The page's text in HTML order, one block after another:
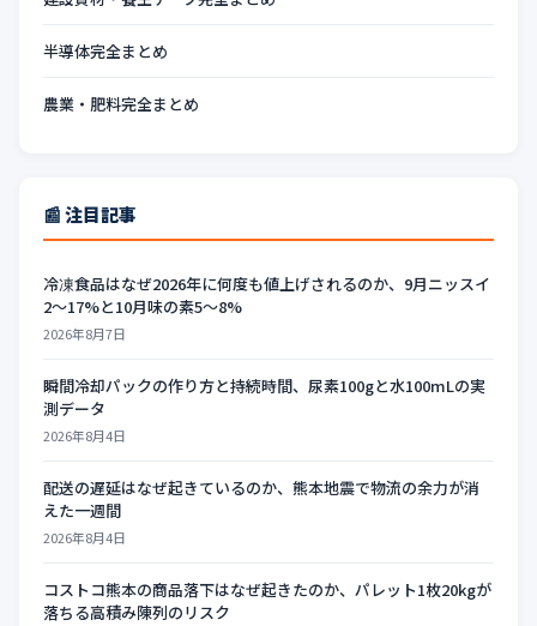
半導体完全まとめ
農業・肥料完全まとめ
📰 注目記事
冷凍食品はなぜ2026年に何度も値上げされるのか、9月ニッスイ
2〜17%と10月味の素5〜8%
2026年8月7日
瞬間冷却パックの作り方と持続時間、尿素100gと水100mLの実
測データ
2026年8月4日
配送の遅延はなぜ起きているのか、熊本地震で物流の余力が消
えた一週間
2026年8月4日
コストコ熊本の商品落下はなぜ起きたのか、パレット1枚20kgが
落ちる高積み陳列のリスク